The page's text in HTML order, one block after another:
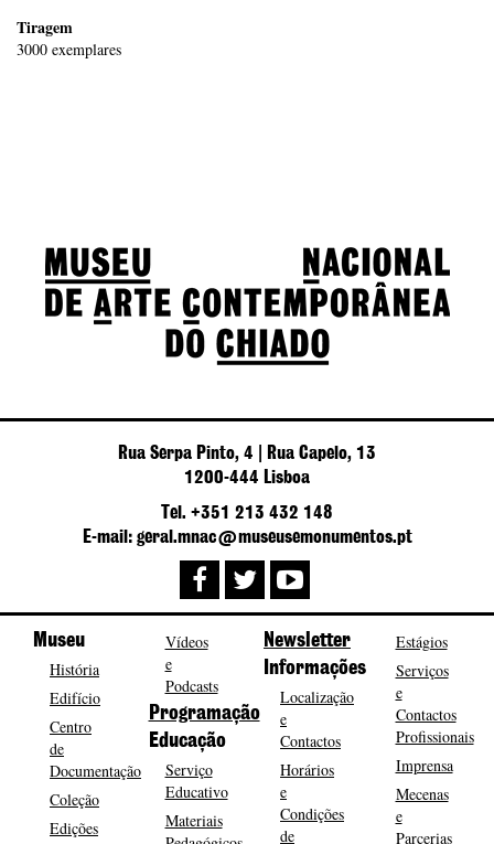
Tiragem
3000 exemplares
Rua Serpa Pinto, 4 | Rua Capelo, 13
1200-444 Lisboa
Tel. +351 213 432 148
E-mail: geral.mnac@museusemonumentos.pt
Museu
História
Edifício
Centro
de
Documentação
Coleção
Edições
Vídeos
e
Podcasts
Programação
Educação
Serviço
Educativo
Materiais
Newsletter
Informações
Localização
e
Contactos
Horários
e
Condições
de
Estágios
Serviços
e
Contactos
Profissionais
Imprensa
Mecenas
e
Parcerias